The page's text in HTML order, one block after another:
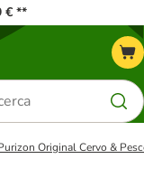
€ **
Original Cervo &